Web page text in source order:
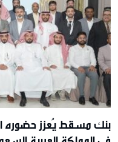
بنك مسقط يُعزز حضوره